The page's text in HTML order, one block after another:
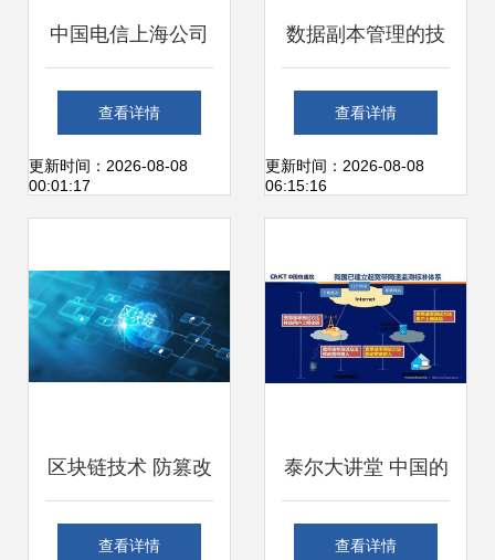
中国电信上海公司
未来网络开放实验
室 引领网络信息技
查看详情
更新时间：2026-08-08
00:01:17
数据副本管理的技
术应用实践在网络
信息技术开发中的
查看详情
更新时间：2026-08-08
06:15:16
区块链技术 防篡改
机制与社会价值探
查看详情
泰尔大讲堂 中国的
宽带发展与宽带网
查看详情